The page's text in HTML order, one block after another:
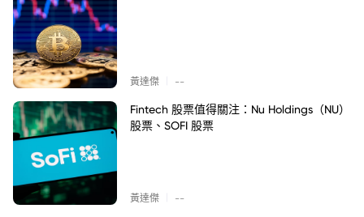
黃達傑 --
Fintech 股票值得關注：Nu Holdings（NU）
股票、SOFI 股票
黃達傑 --